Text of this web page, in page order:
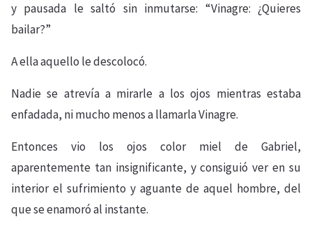
y pausada le saltó sin inmutarse: “Vinagre: ¿Quieres
bailar?”
A ella aquello le descolocó.
Nadie se atrevía a mirarle a los ojos mientras estaba
enfadada, ni mucho menos a llamarla Vinagre.
Entonces vio los ojos color miel de Gabriel,
aparentemente tan insignificante, y consiguió ver en su
interior el sufrimiento y aguante de aquel hombre, del
que se enamoró al instante.